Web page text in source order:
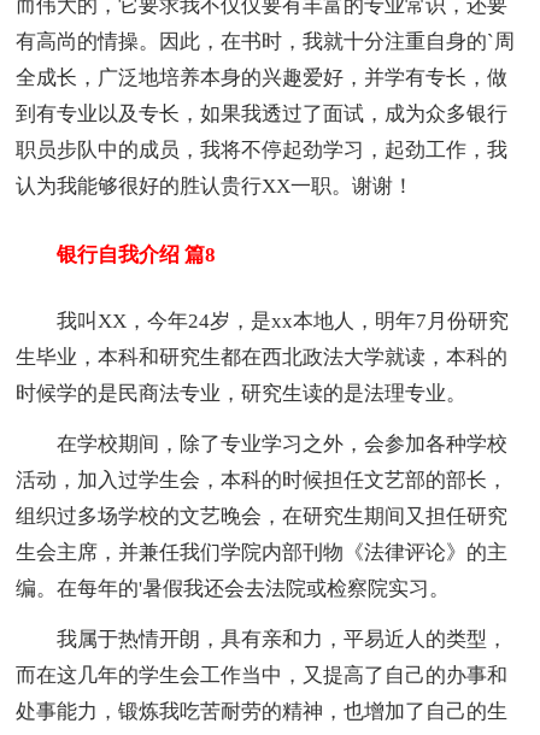
而伟大的，它要求我不仅仅要有丰富的专业常识，还要
有高尚的情操。因此，在书时，我就十分注重自身的`周
全成长，广泛地培养本身的兴趣爱好，并学有专长，做
到有专业以及专长，如果我透过了面试，成为众多银行
职员步队中的成员，我将不停起劲学习，起劲工作，我
认为我能够很好的胜认贵行XX一职。谢谢！
银行自我介绍 篇8
我叫XX，今年24岁，是xx本地人，明年7月份研究
生毕业，本科和研究生都在西北政法大学就读，本科的
时候学的是民商法专业，研究生读的是法理专业。
在学校期间，除了专业学习之外，会参加各种学校
活动，加入过学生会，本科的时候担任文艺部的部长，
组织过多场学校的文艺晚会，在研究生期间又担任研究
生会主席，并兼任我们学院内部刊物《法律评论》的主
编。在每年的'暑假我还会去法院或检察院实习。
我属于热情开朗，具有亲和力，平易近人的类型，
而在这几年的学生会工作当中，又提高了自己的办事和
处事能力，锻炼我吃苦耐劳的精神，也增加了自己的生